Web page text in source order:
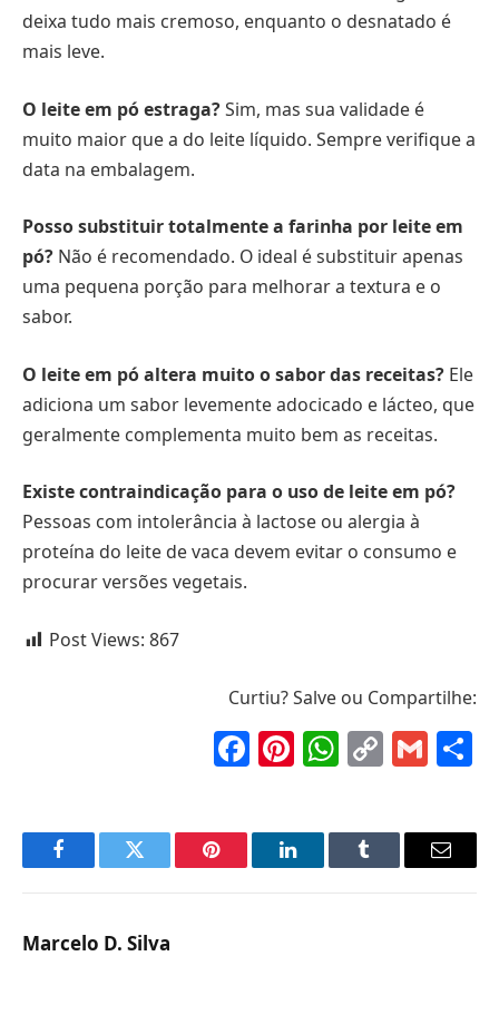
deixa tudo mais cremoso, enquanto o desnatado é
mais leve.
O leite em pó estraga?Sim, mas sua validade é
muito maior que a do leite líquido. Sempre verifique a
data na embalagem.
Posso substituir totalmente a farinha por leite em
pó? Não é recomendado. O ideal é substituir apenas
uma pequena porção para melhorar a textura e o
sabor.
O leite em pó altera muito o sabor das receitas? Ele
adiciona um sabor levemente adocicado e lácteo, que
geralmente complementa muito bem as receitas.
Existe contraindicação para o uso de leite em pó?
Pessoas com intolerância à lactose ou alergia à
proteína do leite de vaca devem evitar o consumo e
procurar versões vegetais.
Post Views: 867
Curtiu? Salve ou Compartilhe:
Facebook
Pinterest
Copy
FacebookTwitter Pinterest LinkedInTumblr Email
Marcelo D. Silva